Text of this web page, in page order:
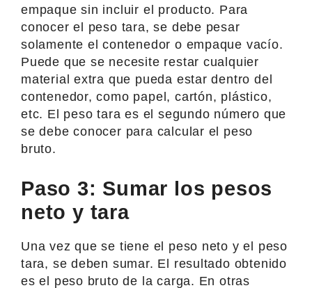
empaque sin incluir el producto. Para
conocer el peso tara, se debe pesar
solamente el contenedor o empaque vacío.
Puede que se necesite restar cualquier
material extra que pueda estar dentro del
contenedor, como papel, cartón, plástico,
etc. El peso tara es el segundo número que
se debe conocer para calcular el peso
bruto.
Paso 3: Sumar los pesos
neto y tara
Una vez que se tiene el peso neto y el peso
tara, se deben sumar. El resultado obtenido
es el peso bruto de la carga. En otras